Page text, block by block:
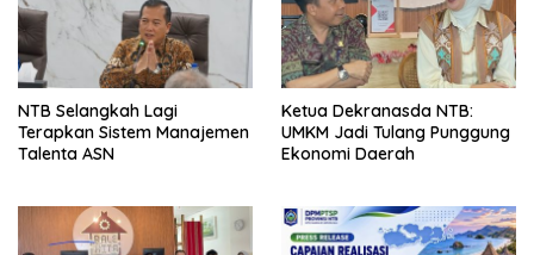
NTB Selangkah Lagi
Terapkan Sistem Manajemen
Talenta ASN
Ketua Dekranasda NTB:
UMKM Jadi Tulang Punggung
Ekonomi Daerah